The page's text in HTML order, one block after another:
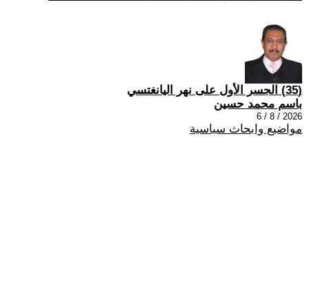
(35) الجسر الأول على نهر اليانغتسي
باسم محمد حسين
2026 / 8 / 6
مواضيع وابحاث سياسية